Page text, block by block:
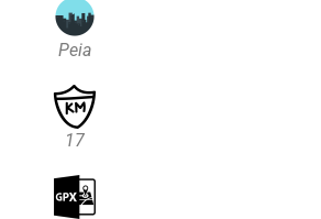
Peia
17